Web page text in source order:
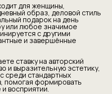
для женщины,
образ, деловой стиль
подарок на день
или любое значимое
с другими
и завершённые
ставку на авторский
и выразительную эстетику,
среди стандартных
помогая формировать
восприятии.